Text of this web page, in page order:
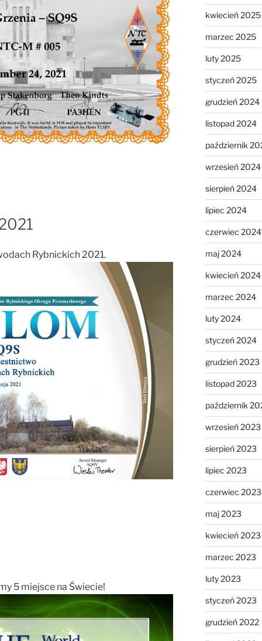
Rybnickich 2021.
5 miejsce na Świecie!
kwiecień 2025
marzec 2025
luty 2025
styczeń 2025
grudzień 2024
listopad 2024
październik
wrzesień 2024
sierpień 2024
lipiec 2024
czerwiec 2024
maj 2024
kwiecień 2024
marzec 2024
luty 2024
styczeń 2024
grudzień 2023
listopad 2023
październik
wrzesień 2023
sierpień 2023
lipiec 2023
czerwiec 2023
maj 2023
kwiecień 2023
marzec 2023
luty 2023
styczeń 2023
grudzień 2022